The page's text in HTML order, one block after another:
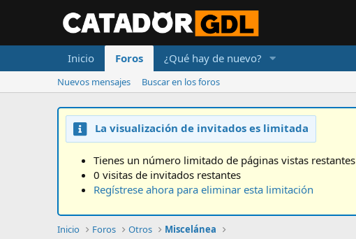
Inicio Foros ¿Qué hay de nuevo?
Nuevos mensajes Buscar en los foros
La visualización de invitados es limitada
Tienes un número limitado de páginas vistas restantes
0 visitas de invitados restantes
Regístrese ahora para eliminar esta limitación
Inicio Foros Otros Miscelánea